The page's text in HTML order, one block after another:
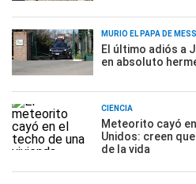
MURIÓ EL PAPÁ DE MESSI
El último adiós a
en absoluto
CIENCIA
Meteorito cayó
Unidos: creen
de la vida